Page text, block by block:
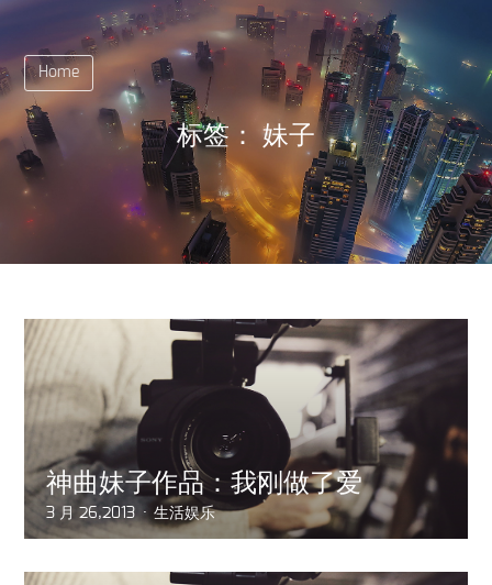
Home
标签：妹子
神曲妹子作品：我刚做了爱
3 月 26,2013 生活娱乐